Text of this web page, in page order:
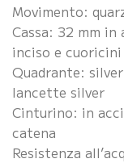
Movimento:
Cassa: 32 mm
inciso e cuoricini
Quadrante:
lancette silver
Cinturino: in
catena
Resistenza